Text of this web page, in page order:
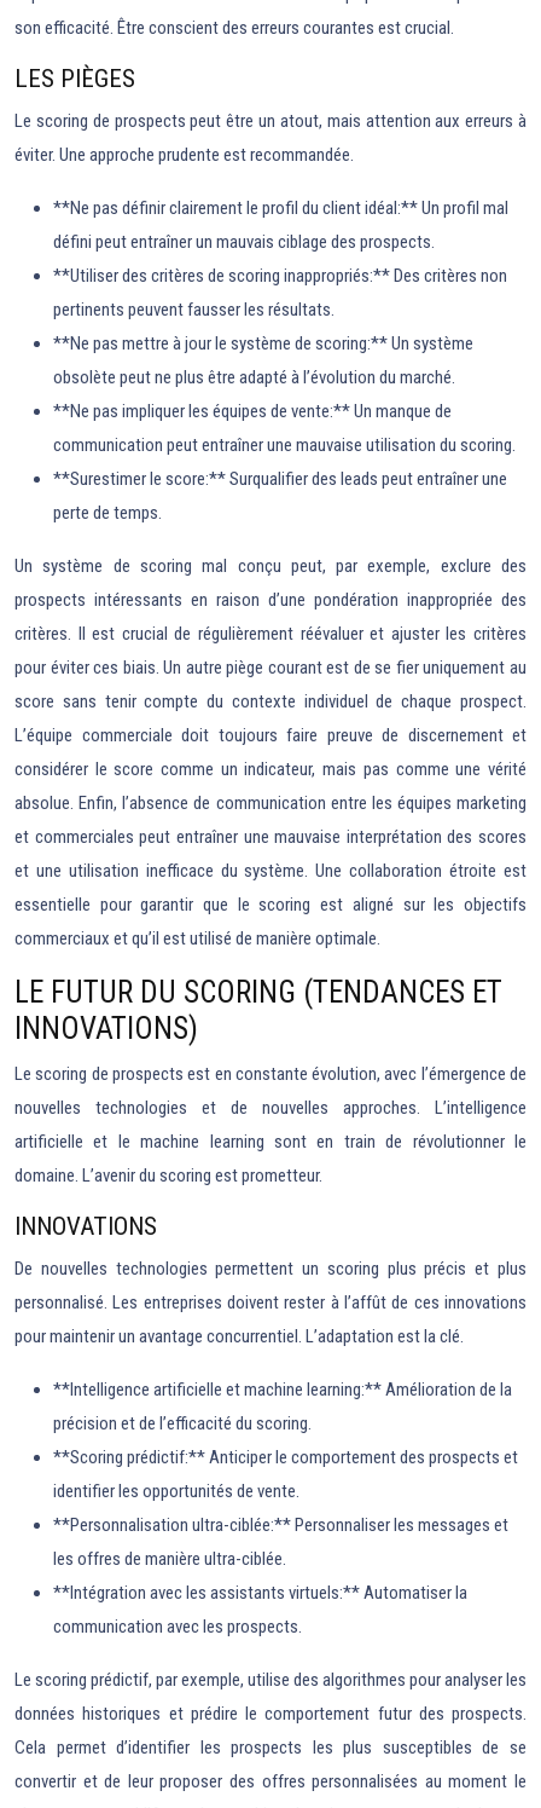
son efficacité. Être conscient des erreurs courantes est crucial.
LES PIÈGES
Le scoring de prospects peut être un atout, mais attention aux erreurs à
éviter. Une approche prudente est recommandée.
**Ne pas définir clairement le profil du client idéal:** Un profil mal
défini peut entraîner un mauvais ciblage des prospects.
**Utiliser des critères de scoring inappropriés:** Des critères non
pertinents peuvent fausser les résultats.
**Ne pas mettre à jour le système de scoring:** Un système
obsolète peut ne plus être adapté à l’évolution du marché.
**Ne pas impliquer les équipes de vente:** Un manque de
communication peut entraîner une mauvaise utilisation du scoring.
**Surestimer le score:** Surqualifier des leads peut entraîner une
perte de temps.
Un système de scoring mal conçu peut, par exemple, exclure des
prospects intéressants en raison d’une pondération inappropriée des
critères. Il est crucial de régulièrement réévaluer et ajuster les critères
pour éviter ces biais. Un autre piège courant est de se fier uniquement au
score sans tenir compte du contexte individuel de chaque prospect.
L’équipe commerciale doit toujours faire preuve de discernement et
considérer le score comme un indicateur, mais pas comme une vérité
absolue. Enfin, l’absence de communication entre les équipes marketing
et commerciales peut entraîner une mauvaise interprétation des scores
et une utilisation inefficace du système. Une collaboration étroite est
essentielle pour garantir que le scoring est aligné sur les objectifs
commerciaux et qu’il est utilisé de manière optimale.
LE FUTUR DU SCORING (TENDANCES ET
INNOVATIONS)
Le scoring de prospects est en constante évolution, avec l’émergence de
nouvelles technologies et de nouvelles approches. L’intelligence
artificielle et le machine learning sont en train de révolutionner le
domaine. L’avenir du scoring est prometteur.
INNOVATIONS
De nouvelles technologies permettent un scoring plus précis et plus
personnalisé. Les entreprises doivent rester à l’affût de ces innovations
pour maintenir un avantage concurrentiel. L’adaptation est la clé.
**Intelligence artificielle et machine learning:** Amélioration de la
précision et de l’efficacité du scoring.
**Scoring prédictif:** Anticiper le comportement des prospects et
identifier les opportunités de vente.
**Personnalisation ultra-ciblée:** Personnaliser les messages et
les offres de manière ultra-ciblée.
**Intégration avec les assistants virtuels:** Automatiser la
communication avec les prospects.
Le scoring prédictif, par exemple, utilise des algorithmes pour analyser les
données historiques et prédire le comportement futur des prospects.
Cela permet d’identifier les prospects les plus susceptibles de se
convertir et de leur proposer des offres personnalisées au moment le